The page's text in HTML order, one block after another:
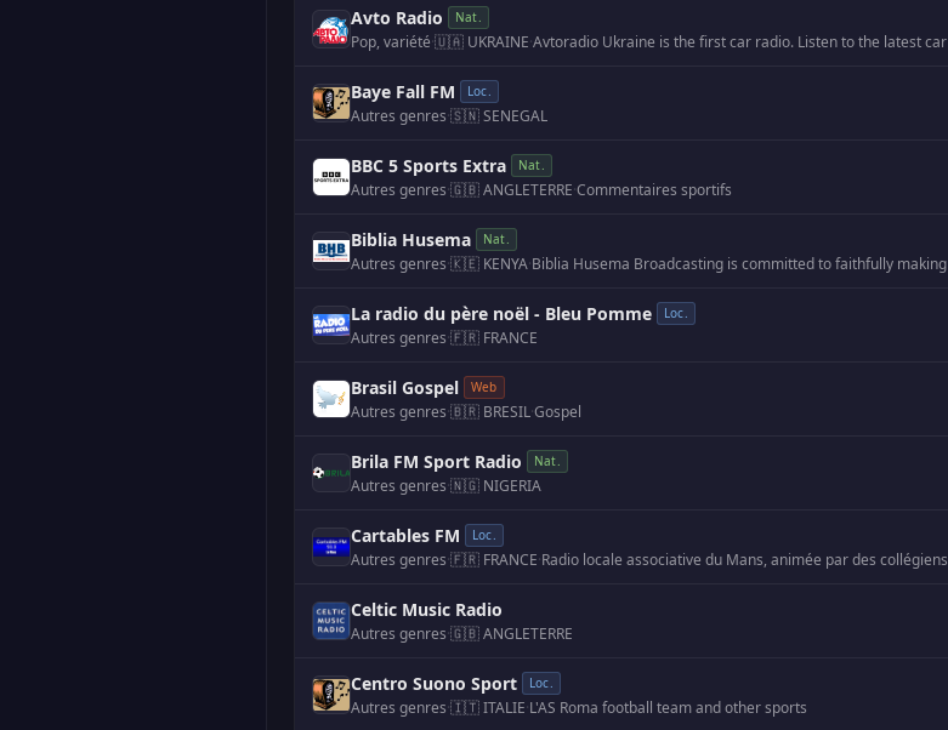
Avto Radio Nat.
Pop, variété·🇺🇦 UKRAINE·
Baye Fall FM Loc.
Autres genres·🇸🇳 SENEGAL
BBC 5 Sports Extra Nat.
Autres genres·🇬🇧 ANGLETERRE·Commentaires sportifs
Biblia Husema Nat.
Autres genres·🇰🇪 KENYA·
La radio du père noël - Bleu Pomme Loc.
Autres genres·🇫🇷 FRANCE
Brasil Gospel Web
Autres genres·🇧🇷 BRESIL·Gospel
Brila FM Sport Radio Nat.
Autres genres·🇳🇬 NIGERIA
Cartables FM Loc.
Autres genres·🇫🇷 FRANCE·Radio locale associative du Mans, animée par des collégiens
Celtic Music Radio
Autres genres·🇬🇧 ANGLETERRE
Centro Suono Sport Loc.
Autres genres·🇮🇹 ITALIE·L'AS Roma football team and other sports